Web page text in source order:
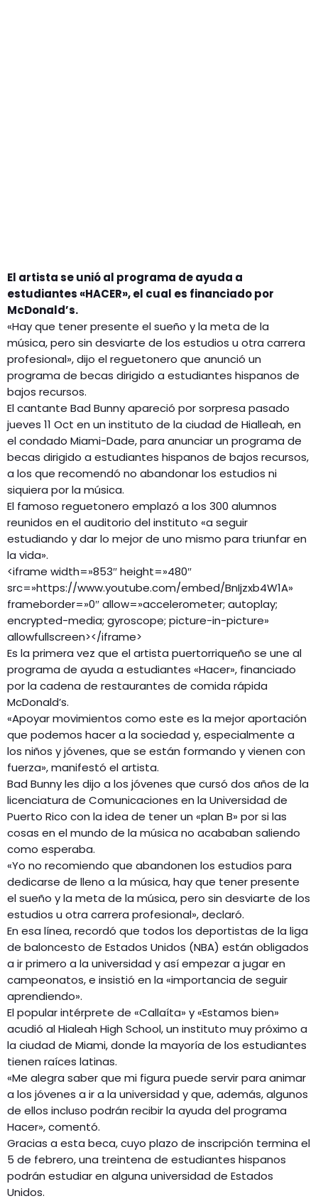
El artista se unió al programa de ayuda a
estudiantes «HACER», el cual es financiado por
McDonald’s.
«Hay que tener presente el sueño y la meta de la
música, pero sin desviarte de los estudios u otra carrera
profesional», dijo el reguetonero que anunció un
programa de becas dirigido a estudiantes hispanos de
bajos recursos.
El cantante Bad Bunny apareció por sorpresa pasado
jueves 11 Oct en un instituto de la ciudad de Hialleah, en
el condado Miami-Dade, para anunciar un programa de
becas dirigido a estudiantes hispanos de bajos recursos,
a los que recomendó no abandonar los estudios ni
siquiera por la música.
El famoso reguetonero emplazó a los 300 alumnos
reunidos en el auditorio del instituto «a seguir
estudiando y dar lo mejor de uno mismo para triunfar en
la vida».
<iframe width=»853″ height=»480″
src=»https://www.youtube.com/embed/BnIjzxb4W1A»
frameborder=»0″ allow=»accelerometer; autoplay;
encrypted-media; gyroscope; picture-in-picture»
allowfullscreen></iframe>
Es la primera vez que el artista puertorriqueño se une al
programa de ayuda a estudiantes «Hacer», financiado
por la cadena de restaurantes de comida rápida
McDonald’s.
«Apoyar movimientos como este es la mejor aportación
que podemos hacer a la sociedad y, especialmente a
los niños y jóvenes, que se están formando y vienen con
fuerza», manifestó el artista.
Bad Bunny les dijo a los jóvenes que cursó dos años de la
licenciatura de Comunicaciones en la Universidad de
Puerto Rico con la idea de tener un «plan B» por si las
cosas en el mundo de la música no acababan saliendo
como esperaba.
«Yo no recomiendo que abandonen los estudios para
dedicarse de lleno a la música, hay que tener presente
el sueño y la meta de la música, pero sin desviarte de los
estudios u otra carrera profesional», declaró.
En esa línea, recordó que todos los deportistas de la liga
de baloncesto de Estados Unidos (NBA) están obligados
a ir primero a la universidad y así empezar a jugar en
campeonatos, e insistió en la «importancia de seguir
aprendiendo».
El popular intérprete de «Callaíta» y «Estamos bien»
acudió al Hialeah High School, un instituto muy próximo a
la ciudad de Miami, donde la mayoría de los estudiantes
tienen raíces latinas.
«Me alegra saber que mi figura puede servir para animar
a los jóvenes a ir a la universidad y que, además, algunos
de ellos incluso podrán recibir la ayuda del programa
Hacer», comentó.
Gracias a esta beca, cuyo plazo de inscripción termina el
5 de febrero, una treintena de estudiantes hispanos
podrán estudiar en alguna universidad de Estados
Unidos.